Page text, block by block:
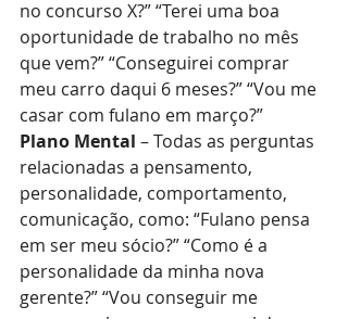
no concurso X?” “Terei uma boa
oportunidade de trabalho no mês
que vem?” “Conseguirei comprar
meu carro daqui 6 meses?” “Vou me
casar com fulano em março?”
Plano Mental – Todas as perguntas
relacionadas a pensamento,
personalidade, comportamento,
comunicação, como: “Fulano pensa
em ser meu sócio?” “Como é a
personalidade da minha nova
gerente?” “Vou conseguir me